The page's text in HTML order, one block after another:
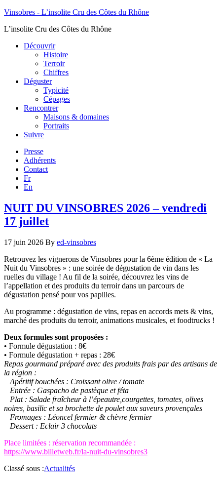
Vinsobres - L’insolite Cru des Côtes du Rhône
L’insolite Cru des Côtes du Rhône
Découvrir
Histoire
Terroir
Chiffres
Déguster
Typicité
Cépages
Rencontrer
Maisons & domaines
Portraits
Suivre
Presse
Adhérents
Contact
Fr
En
NUIT DU VINSOBRES 2026 – vendredi
17 juillet
17 juin 2026 By ed-vinsobres
Retrouvez les vignerons de Vinsobres pour la 6ème édition de « La
Nuit du Vinsobres » : une soirée de dégustation de vin dans les
ruelles du village ! Au fil de la soirée, découvrez les vins de
l’appellation et des produits du terroir dans un parcours de
dégustation pensé pour vos papilles.
Au programme : dégustation de vins, repas en accords mets & vins,
marché des produits du terroir, animations musicales, et foodtrucks !
Deux formules sont proposées :
• Formule dégustation : 8€
• Formule dégustation + repas : 28€
Repas gourmand préparé avec des produits frais par des artisans de
la région :
Apéritif bouchées : Croissant olive / tomate
Entrée : Gaspacho de pastèque et féta
Plat : Salade fraîcheur à l’épeautre,courgettes, tomates, olives
noires, basilic et sa brochette de poulet aux saveurs provençales
Fromages : Léoncel fermier & chèvre fermier
Dessert : Eclair 3 chocolats
Place limitées : réservation recommandée :
https://www.billetweb.fr/la-nuit-du-vinsobres3
Classé sous :Actualités